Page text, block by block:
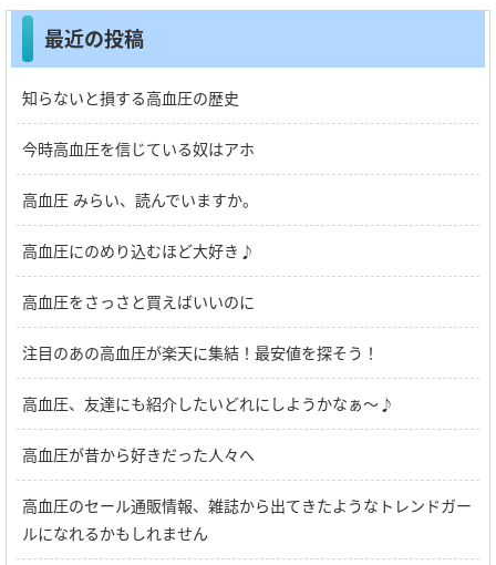
最近の投稿
知らないと損する高血圧の歴史
今時高血圧を信じている奴はアホ
高血圧 みらい、読んでいますか。
高血圧にのめり込むほど大好き♪
高血圧をさっさと買えばいいのに
注目のあの高血圧が楽天に集結！最安値を探そう！
高血圧、友達にも紹介したいどれにしようかなぁ～♪
高血圧が昔から好きだった人々へ
高血圧のセール通販情報、雑誌から出てきたようなトレンドガー
ルになれるかもしれません